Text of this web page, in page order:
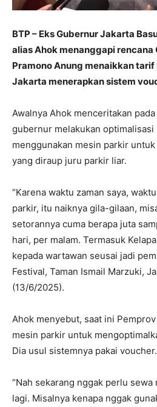
BTP – Eks Gubernur Jakarta
alias Ahok menanggapi rencana
Pramono Anung menaikkan
Jakarta menerapkan sistem
Awalnya Ahok menceritakan
gubernur melakukan optimalisasi
menggunakan mesin parkir
yang diraup juru parkir liar.
“Karena waktu zaman saya,
parkir, itu naiknya gila-gilaan,
setorannya cuma berapa juta
hari, per malam. Termasuk
kepada wartawan seusai jadi
Festival, Taman Ismail Marzuki,
(13/6/2025).
Ahok menyebut, saat ini
mesin parkir untuk
Dia usul sistemnya pakai voucher.
“Nah sekarang nggak perlu
lagi. Misalnya kenapa nggak